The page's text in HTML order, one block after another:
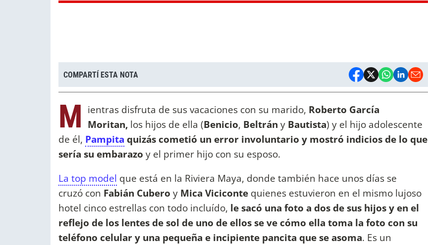
COMPARTÍ ESTA NOTA
M ientras disfruta de sus vacaciones con su marido, Roberto García
Moritan, los hijos de ella (Benicio, Beltrán y Bautista) y el hijo adolescente
de él, Pampita quizás cometió un error involuntario y mostró indicios de lo que
sería su embarazo y el primer hijo con su esposo.
La top model que está en la Riviera Maya, donde también hace unos días se
cruzó con Fabián Cubero y Mica Viciconte quienes estuvieron en el mismo lujoso
hotel cinco estrellas con todo incluído, le sacó una foto a dos de sus hijos y en el
reflejo de los lentes de sol de uno de ellos se ve cómo ella toma la foto con su
teléfono celular y una pequeña e incipiente pancita que se asoma. Es un